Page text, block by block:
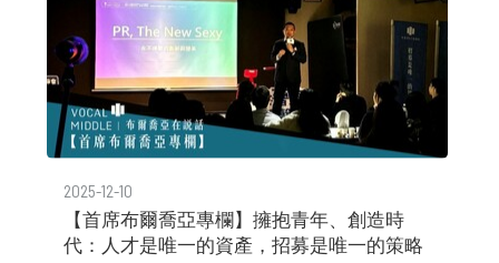
2025-12-10
【首席布爾喬亞專欄】擁抱青年、創造時
代：人才是唯一的資產，招募是唯一的策略